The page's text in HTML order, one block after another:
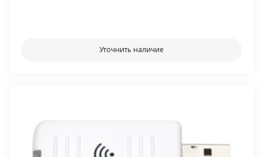
Уточнить наличие